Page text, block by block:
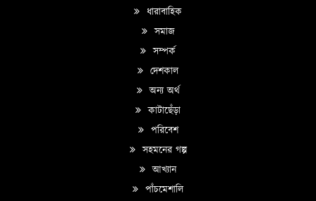
ধারাবাহিক
সমাজ
সম্পর্ক
দেশকাল
অন্য অর্থ
কাটাছেঁড়া
পরিবেশ
সহমনের গল্প
আখ্যান
পাঁচমেশালি